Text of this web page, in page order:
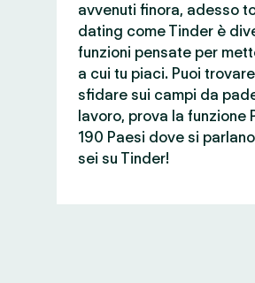
avvenuti finora, adesso
dating come Tinder è
funzioni pensate per
a cui tu piaci. Puoi
sfidare sui campi da
lavoro, prova la
190 Paesi dove si
sei su Tinder!